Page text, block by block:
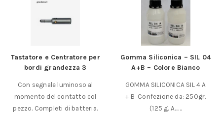
Tastatore e Centratore per
bordi grandezza 3
Con segnale luminoso al
momento del contatto col
pezzo. Completi di batteria.
Gomma Siliconica – SIL 04
A+B – Colore Bianco
GOMMA SILICONICA SIL 4 A
+ B Confezione da: 250gr.
(125 g. A……